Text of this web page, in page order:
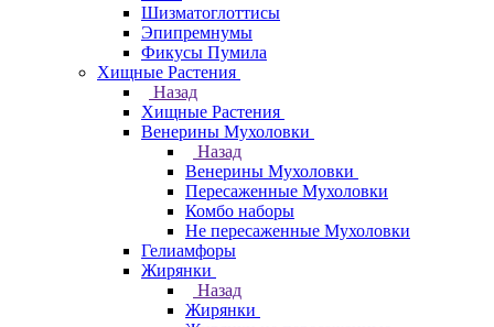
Шизматоглоттисы
Эпипремнумы
Фикусы Пумила
Хищные Растения
Назад
Хищные Растения
Венерины Мухоловки
Назад
Венерины Мухоловки
Пересаженные Мухоловки
Комбо наборы
Не пересаженные Мухоловки
Гелиамфоры
Жирянки
Назад
Жирянки